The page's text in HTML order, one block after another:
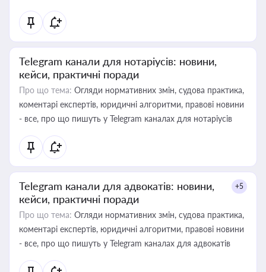
Telegram канали для нотаріусів: новини,
кейси, практичні поради
Про що тема: Огляди нормативних змін, судова практика,
коментарі експертів, юридичні алгоритми, правові новини
- все, про що пишуть у Telegram каналах для нотаріусів
Telegram канали для адвокатів: новини,
кейси, практичні поради
+5
Про що тема: Огляди нормативних змін, судова практика,
коментарі експертів, юридичні алгоритми, правові новини
- все, про що пишуть у Telegram каналах для адвокатів